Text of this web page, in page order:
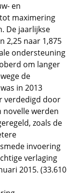
en
maximering
De jaarlijkse
2,25 naar 1,875
ondersteuning
om langer
de
in 2013
verdedigd door
novelle werden
zoals de
invoering
verlaging
2015. (33.610